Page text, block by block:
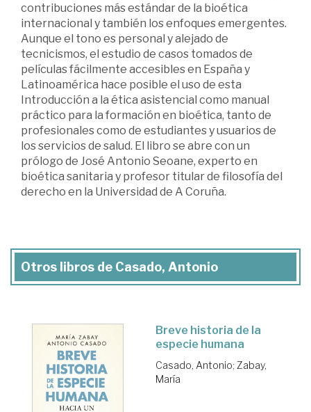
contribuciones más estándar de la bioética
internacional y también los enfoques emergentes.
Aunque el tono es personal y alejado de
tecnicismos, el estudio de casos tomados de
películas fácilmente accesibles en España y
Latinoamérica hace posible el uso de esta
Introducción a la ética asistencial como manual
práctico para la formación en bioética, tanto de
profesionales como de estudiantes y usuarios de
los servicios de salud. El libro se abre con un
prólogo de José Antonio Seoane, experto en
bioética sanitaria y profesor titular de filosofía del
derecho en la Universidad de A Coruña.
Otros libros de Casado, Antonio
Breve historia de la
especie humana
Casado, Antonio; Zabay,
María